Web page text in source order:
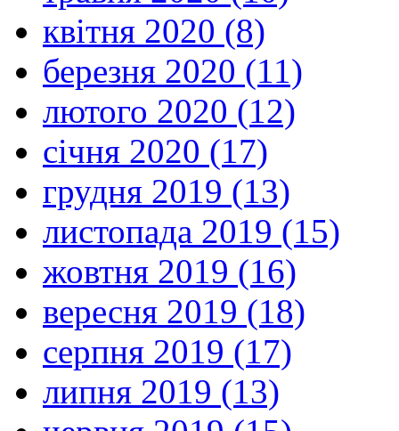
квітня 2020 (8)
березня 2020 (11)
лютого 2020 (12)
січня 2020 (17)
грудня 2019 (13)
листопада 2019 (15)
жовтня 2019 (16)
вересня 2019 (18)
серпня 2019 (17)
липня 2019 (13)